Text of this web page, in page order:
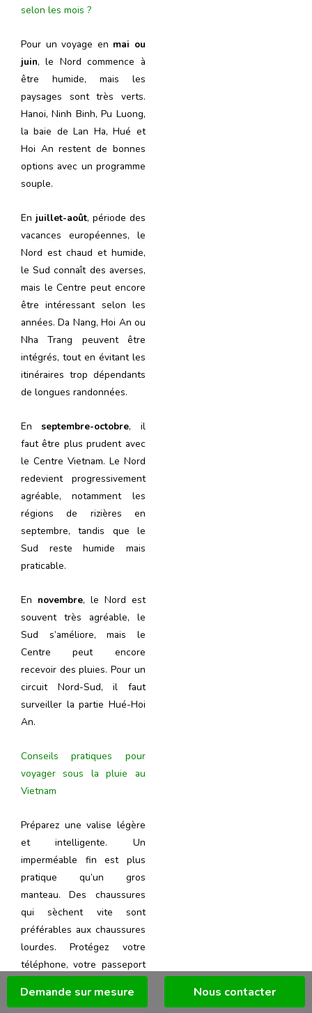
selon les mois ?
Pour un voyage en mai ou
juin, le Nord commence à
être humide, mais les
paysages sont très verts.
Hanoi, Ninh Binh, Pu Luong,
la baie de Lan Ha, Hué et
Hoi An restent de bonnes
options avec un programme
souple.
En juillet-août, période des
vacances européennes, le
Nord est chaud et humide,
le Sud connaît des averses,
mais le Centre peut encore
être intéressant selon les
années. Da Nang, Hoi An ou
Nha Trang peuvent être
intégrés, tout en évitant les
itinéraires trop dépendants
de longues randonnées.
En septembre-octobre, il
faut être plus prudent avec
le Centre Vietnam. Le Nord
redevient progressivement
agréable, notamment les
régions de rizières en
septembre, tandis que le
Sud reste humide mais
praticable.
En novembre, le Nord est
souvent très agréable, le
Sud s’améliore, mais le
Centre peut encore
recevoir des pluies. Pour un
circuit Nord-Sud, il faut
surveiller la partie Hué-Hoi
An.
Conseils pratiques pour
voyager sous la pluie au
Vietnam
Préparez une valise légère
et intelligente. Un
imperméable fin est plus
pratique qu’un gros
manteau. Des chaussures
qui sèchent vite sont
préférables aux chaussures
lourdes. Protégez votre
téléphone, votre passeport
des pochettes étanches.
Demande sur mesure Nous contacter